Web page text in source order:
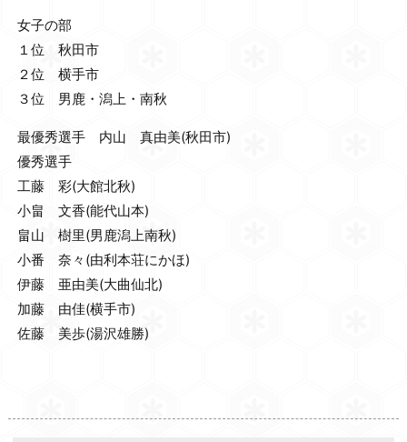
女子の部
１位 秋田市
２位 横手市
３位 男鹿・潟上・南秋
最優秀選手 内山 真由美(秋田市)
優秀選手
工藤 彩(大館北秋)
小畠 文香(能代山本)
畠山 樹里(男鹿潟上南秋)
小番 奈々(由利本荘にかほ)
伊藤 亜由美(大曲仙北)
加藤 由佳(横手市)
佐藤 美歩(湯沢雄勝)